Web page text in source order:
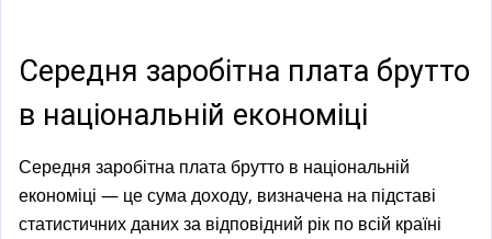
)
Середня заробітна плата брутто
в національній економіці
Середня заробітна плата брутто в національній
економіці — це сума доходу, визначена на підставі
статистичних даних за відповідний рік по всій країні